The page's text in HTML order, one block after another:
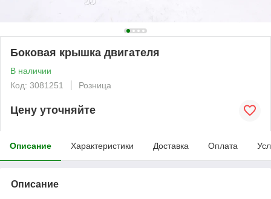
Боковая крышка двигателя
В наличии
Код: 3081251
Розница
Цену уточняйте
Описание Характеристики Доставка Оплата
Описание